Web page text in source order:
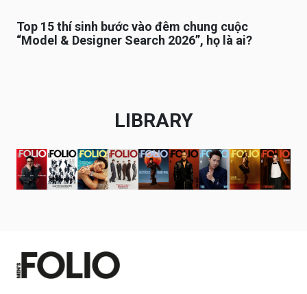
Top 15 thí sinh bước vào đêm chung cuộc
“Model & Designer Search 2026”, họ là ai?
LIBRARY